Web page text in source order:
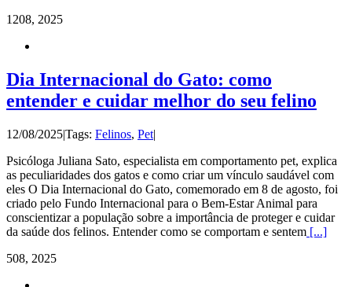
1208, 2025
Dia Internacional do Gato: como
entender e cuidar melhor do seu felino
12/08/2025|Tags: Felinos, Pet|
Psicóloga Juliana Sato, especialista em comportamento pet, explica
as peculiaridades dos gatos e como criar um vínculo saudável com
eles O Dia Internacional do Gato, comemorado em 8 de agosto, foi
criado pelo Fundo Internacional para o Bem-Estar Animal para
conscientizar a população sobre a importância de proteger e cuidar
da saúde dos felinos. Entender como se comportam e sentem [...]
508, 2025